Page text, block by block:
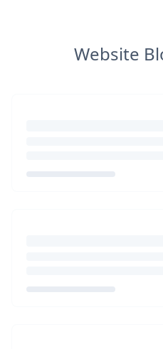
Website